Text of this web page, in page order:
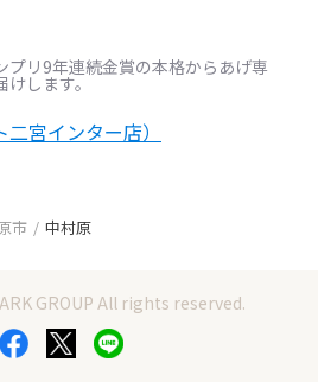
プリ9年連続金賞の本格からあげ専
します。
二宮インター店）
市 中村原
GROUP All rights reserved.